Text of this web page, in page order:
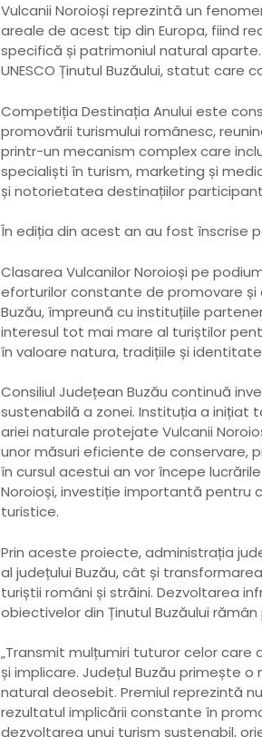
Vulcanii Noroioși reprezintă un
areale de acest tip din Europa, fiind
specifică și patrimoniul natural
UNESCO Ținutul Buzăului, statut care
Competiția Destinația Anului este
promovării turismului românesc,
printr-un mecanism complex care
specialiști în turism, marketing și
și notorietatea destinațiilor
În ediția din acest an au fost înscrise
Clasarea Vulcanilor Noroioși pe
eforturilor constante de promovare
Buzău, împreună cu instituțiile
interesul tot mai mare al turiștilor
în valoare natura, tradițiile și
Consiliul Județean Buzău continuă
sustenabilă a zonei. Instituția a inițiat
ariei naturale protejate Vulcanii
unor măsuri eficiente de conservare,
în cursul acestui an vor începe
Noroioși, investiție importantă pentru
turistice.
Prin aceste proiecte, administrația
al județului Buzău, cât și
turiștii români și străini. Dezvoltarea
obiectivelor din Ținutul Buzăului
„Transmit mulțumiri tuturor celor
și implicare. Județul Buzău primește
natural deosebit. Premiul reprezintă
rezultatul implicării constante în
dezvoltarea unui turism sustenabil,